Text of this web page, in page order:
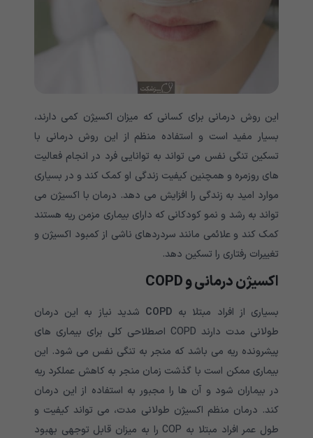
این روش درمانی برای کسانی که میزان اکسیژن کمی دارند،
بسیار مفید است و استفاده منظم از این روش درمانی با
تسکین تنگی نفس می تواند به توانایی فرد در انجام فعالیت
های روزمره و همچنین کیفیت زندگی او کمک کند و در بسیاری
موارد امید به زندگی را افزایش می دهد. درمان با اکسیژن می
تواند به رشد و نمو کودکانی که دارای بیماری مزمن ریه هستند
کمک کند و علائمی مانند سردردهای ناشی از کمبود اکسیژن و
تغییرات رفتاری را تسکین دهد.
اکسیژن درمانی و COPD
بسیاری از افراد مبتلا به COPD شدید نیاز به این درمان
طولانی مدت دارند COPD اصطلاحی کلی برای بیماری های
پیشرونده ریه می باشد که منجر به تنگی نفس می شود. این
بیماری ممکن است با گذشت زمان منجر به کاهش عملکرد ریه
در بیماران شود و آن ها را مجبور به استفاده از این درمان
کند. درمان منظم اکسیژن طولانی مدت، می تواند کیفیت و
طول عمر افراد مبتلا به COP را به میزان قابل توجهی بهبود